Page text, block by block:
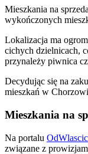
Mieszkania na
wykończonych
Lokalizacja ma
cichych dzielnicach,
przynależy piwnica
Decydując się na
mieszkań w
Mieszkania na
Na portalu
związane z